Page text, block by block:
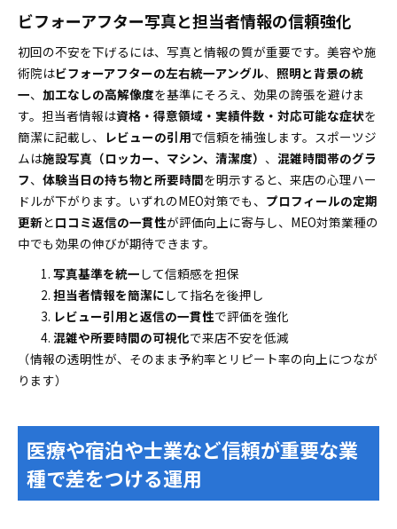
ビフォーアフター写真と担当者情報の信頼強化
初回の不安を下げるには、写真と情報の質が重要です。美容や施
術院はビフォーアフターの左右統一アングル、 照明と背景の統
一、 加工なしの高解像度を基準にそろえ、効果の誇張を避けま
す。担当者情報は資格・得意領域・実績件数・対応可能な症状を
簡潔に記載し、 レビューの引用で信頼を補強します。スポーツジ
ムは施設写真（ロッカー、マシン、清潔度） 、 混雑時間帯のグラ
フ、 体験当日の持ち物と所要時間を明示すると、来店の心理ハー
ドルが下がります。いずれのMEO対策でも、 プロフィールの定期
更新と口コミ返信の一貫性が評価向上に寄与し、MEO対策業種の
中でも効果の伸びが期待できます。
写真基準を統一 して信頼感を担保
担当者情報を簡潔に して指名を後押し
レビュー引用と返信の一貫性で評価を強化
混雑や所要時間の可視化で来店不安を低減
（情報の透明性が、そのまま予約率とリピート率の向上につなが
ります）
医療や宿泊や士業など信頼が重要な業
種で差をつける運用